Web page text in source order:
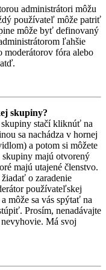
administrátori môžu
používateľ môže patriť
môže byť definovaný
ľahšie
fóra alebo
skupiny?
stačí kliknúť na
sa nachádza v hornej
a potom si môžete
majú otvorený
majú utajené členstvo.
o zaradenie
používateľskej
môže sa vás spýtať na
Prosím, nenadávajte
Má svoj